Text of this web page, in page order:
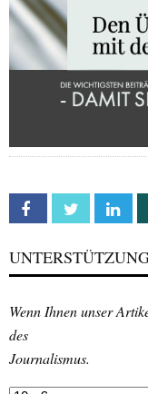
Facebook Twitter
Wenn Ihnen unser
des
Journalismus.